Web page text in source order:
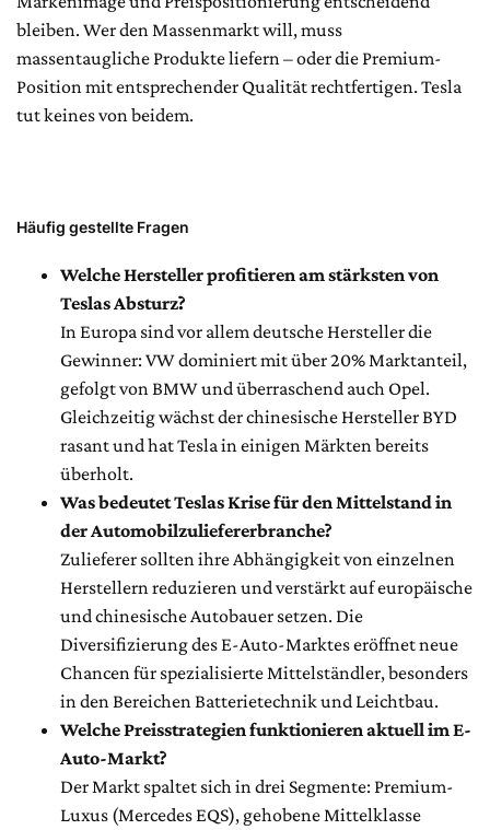
bleiben. Wer den Massenmarkt will, muss
massentaugliche Produkte liefern – oder die Premium-
Position mit entsprechender Qualität rechtfertigen. Tesla
tut keines von beidem.
Häufig gestellte Fragen
Welche Hersteller profitieren am stärksten von
Teslas Absturz?
In Europa sind vor allem deutsche Hersteller die
Gewinner: VW dominiert mit über 20% Marktanteil,
gefolgt von BMW und überraschend auch Opel.
Gleichzeitig wächst der chinesische Hersteller BYD
rasant und hat Tesla in einigen Märkten bereits
überholt.
Was bedeutet Teslas Krise für den Mittelstand in
der Automobilzuliefererbranche?
Zulieferer sollten ihre Abhängigkeit von einzelnen
Herstellern reduzieren und verstärkt auf europäische
und chinesische Autobauer setzen. Die
Diversifizierung des E-Auto-Marktes eröffnet neue
Chancen für spezialisierte Mittelständler, besonders
in den Bereichen Batterietechnik und Leichtbau.
Welche Preisstrategien funktionieren aktuell im E-
Auto-Markt?
Der Markt spaltet sich in drei Segmente: Premium-
Luxus (Mercedes EQS), gehobene Mittelklasse